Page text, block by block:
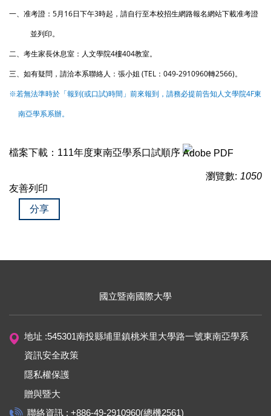
一、准考證：5月16日下午3時起，請自行至本校招生網路報名網站下載准考證
並列印。
二、考生家長休息室：人文學院4樓404教室。
三、如有疑問，請洽本系聯絡人：張小姐 (TEL：049-2910960轉2566)。
※若無法準時於「報到(或口試)時間」前來報到，請務必提前告知人文學院4F東
南亞學系系辦。
檔案下載： 111年度東南亞學系口試順序
瀏覽數: 1050
友善列印
分享
國立暨南國際大學
地址 :545301南投縣埔里鎮桃米里大學路一號東南亞學系
資訊安全政策
隱私權保護
贈與暨大
聯絡資訊 : +886-49-2910960(總機2561)